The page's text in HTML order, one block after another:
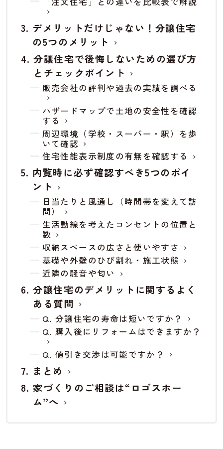
デメリットだけじゃない！分譲住宅
の5つのメリット
分譲住宅で後悔しないための選び方
とチェックポイント
販売会社の評判や過去の実績を調べる
ハザードマップで土地の安全性を確認
する
周辺環境（学校・スーパー・駅）を歩
いて確認
住宅性能表示制度の有無を確認する
内覧時に必ず確認すべき5つのポイ
ント
日当たりと風通し（時間帯を変えて訪
問）
生活動線を考えたコンセントの位置と
数
収納スペースの広さと使いやすさ
基礎や外壁のひび割れ・施工状態
近隣の騒音や匂い
分譲住宅のデメリットに関するよく
ある質問
Q. 分譲住宅の寿命は短いですか？
Q. 購入後にリフォームはできますか？
Q. 値引き交渉は可能ですか？
まとめ
家づくりのご相談は“ロゴスホー
ム”へ